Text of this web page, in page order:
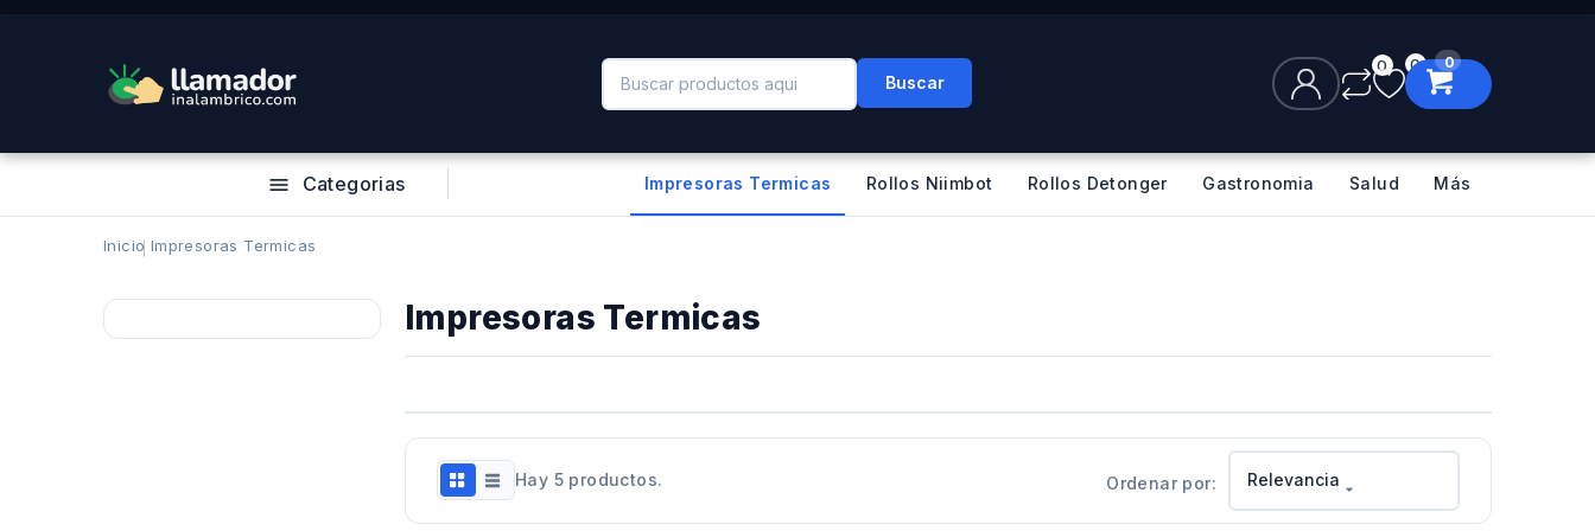
Buscar
0 0 0
 Categorias Impresoras Termicas Rollos Niimbot Rollos Detonger Gastronomia Salud Más
Inicio Impresoras Termicas
Impresoras Termicas
Hay 5 productos. Ordenar por: Relevancia 